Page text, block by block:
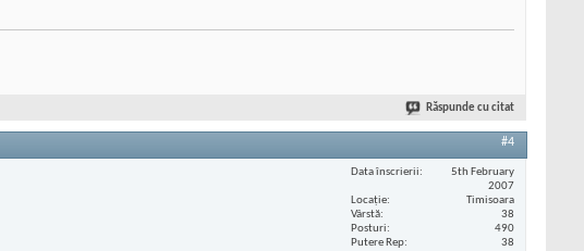
Răspunde cu citat
#4
Data înscrierii
5th February
2007
Locaţie
Timisoara
Vârstă
38
Posturi
490
Putere Rep
38